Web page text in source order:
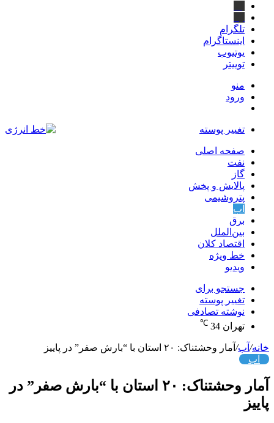
تلگرام
اینستاگرام
یوتیوب
توییتر
منو
ورود
تغییر پوسته
صفحه اصلی
نفت
گاز
پالایش و پخش
پتروشیمی
آب
برق
بین‌الملل
اقتصاد کلان
خط ویژه
ویدیو
جستجو برای
تغییر پوسته
نوشته تصادفی
تهران 34
℃
خانه/ آب/ آمار وحشتناک: ۲۰ استان با “بارش صفر” در پاییز
آب
آمار وحشتناک: ۲۰ استان با “بارش صفر” در
پاییز